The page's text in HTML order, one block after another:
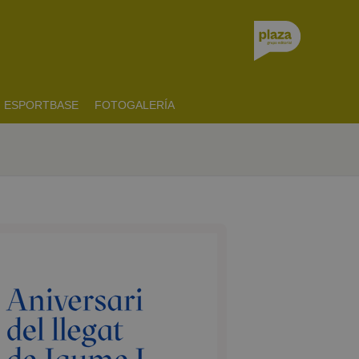
ESPORTBASE FOTOGALERÍA